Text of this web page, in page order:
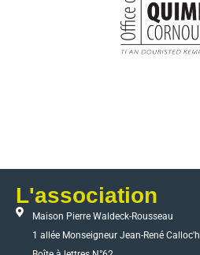
L'association
Maison Pierre Waldeck-Rousseau
1 allée Monseigneur Jean-René Calloc'h